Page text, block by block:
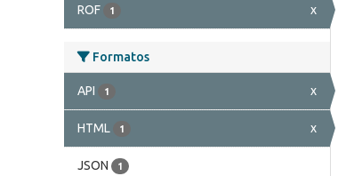
ROF 1 x
Formatos
API 1 x
HTML 1 x
JSON 1